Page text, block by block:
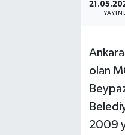
olan
2009